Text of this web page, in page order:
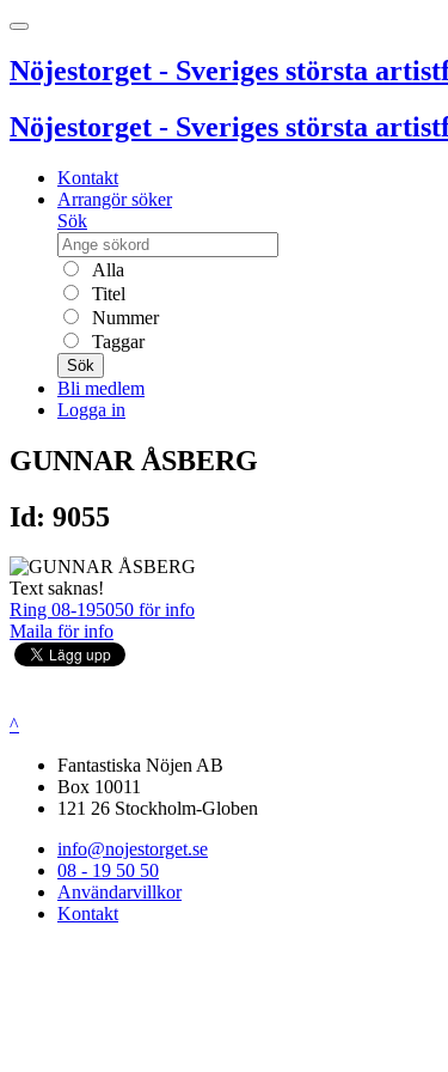
Nöjestorget - Sveriges största
Nöjestorget - Sveriges största
Kontakt
Arrangör söker
Sök
Alla
Titel
Nummer
Taggar
Sök
Bli medlem
Logga in
GUNNAR ÅSBERG
Id: 9055
Text saknas!
Ring 08-195050 för info
Maila för info
^
Fantastiska Nöjen AB
Box 10011
121 26 Stockholm-Globen
info@nojestorget.se
08 - 19 50 50
Användarvillkor
Kontakt